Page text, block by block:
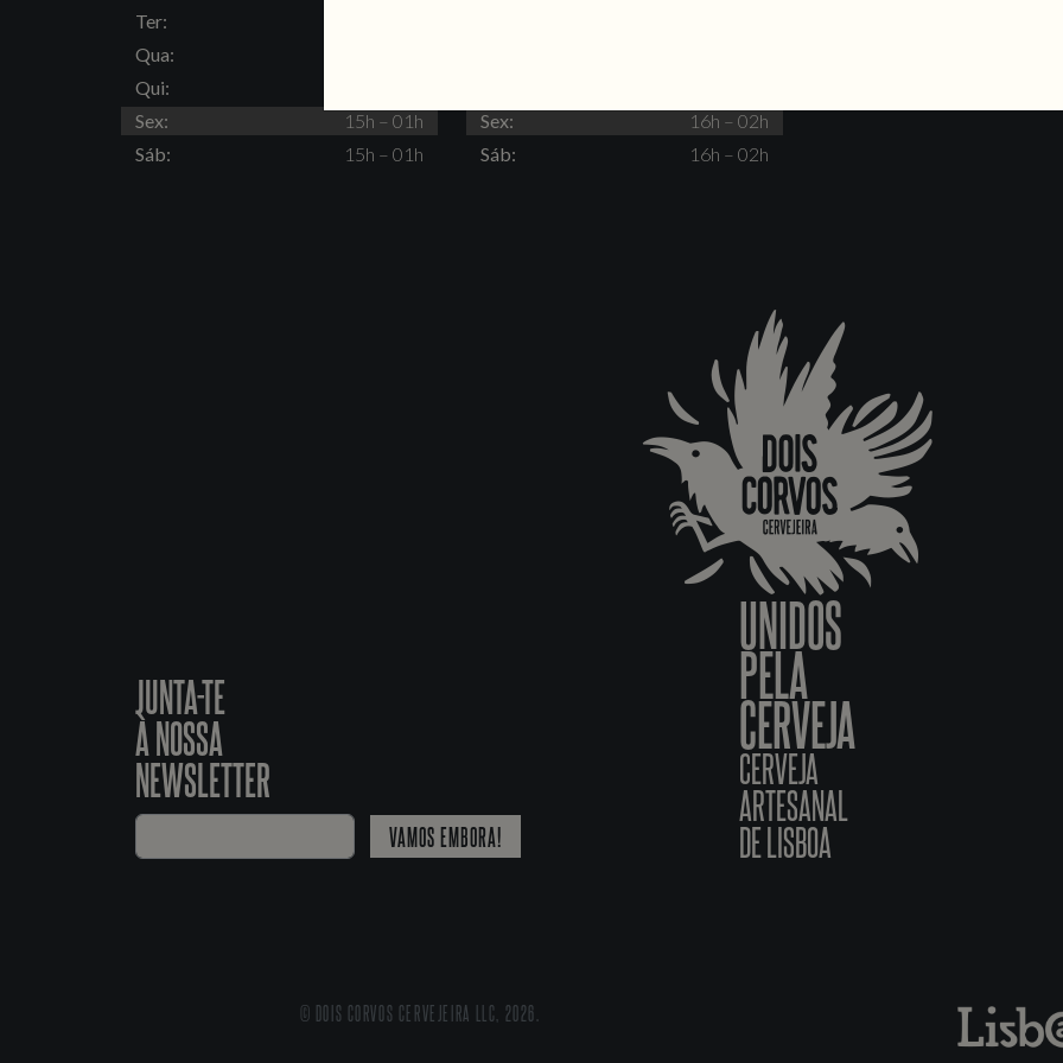
Ter:
Qua:
Qui:
Sex:
15h – 01h
Sáb:
15h – 01h
Sex:
16h – 02h
Sáb:
16h – 02h
JUNTA-TE
À NOSSA
NEWSLETTER
VAMOS EMBORA!
UNIDOS
PELA
CERVEJA
CERVEJA
ARTESANAL
DE LISBOA
© DOIS CORVOS CERVEJEIRA LLC, 2026.